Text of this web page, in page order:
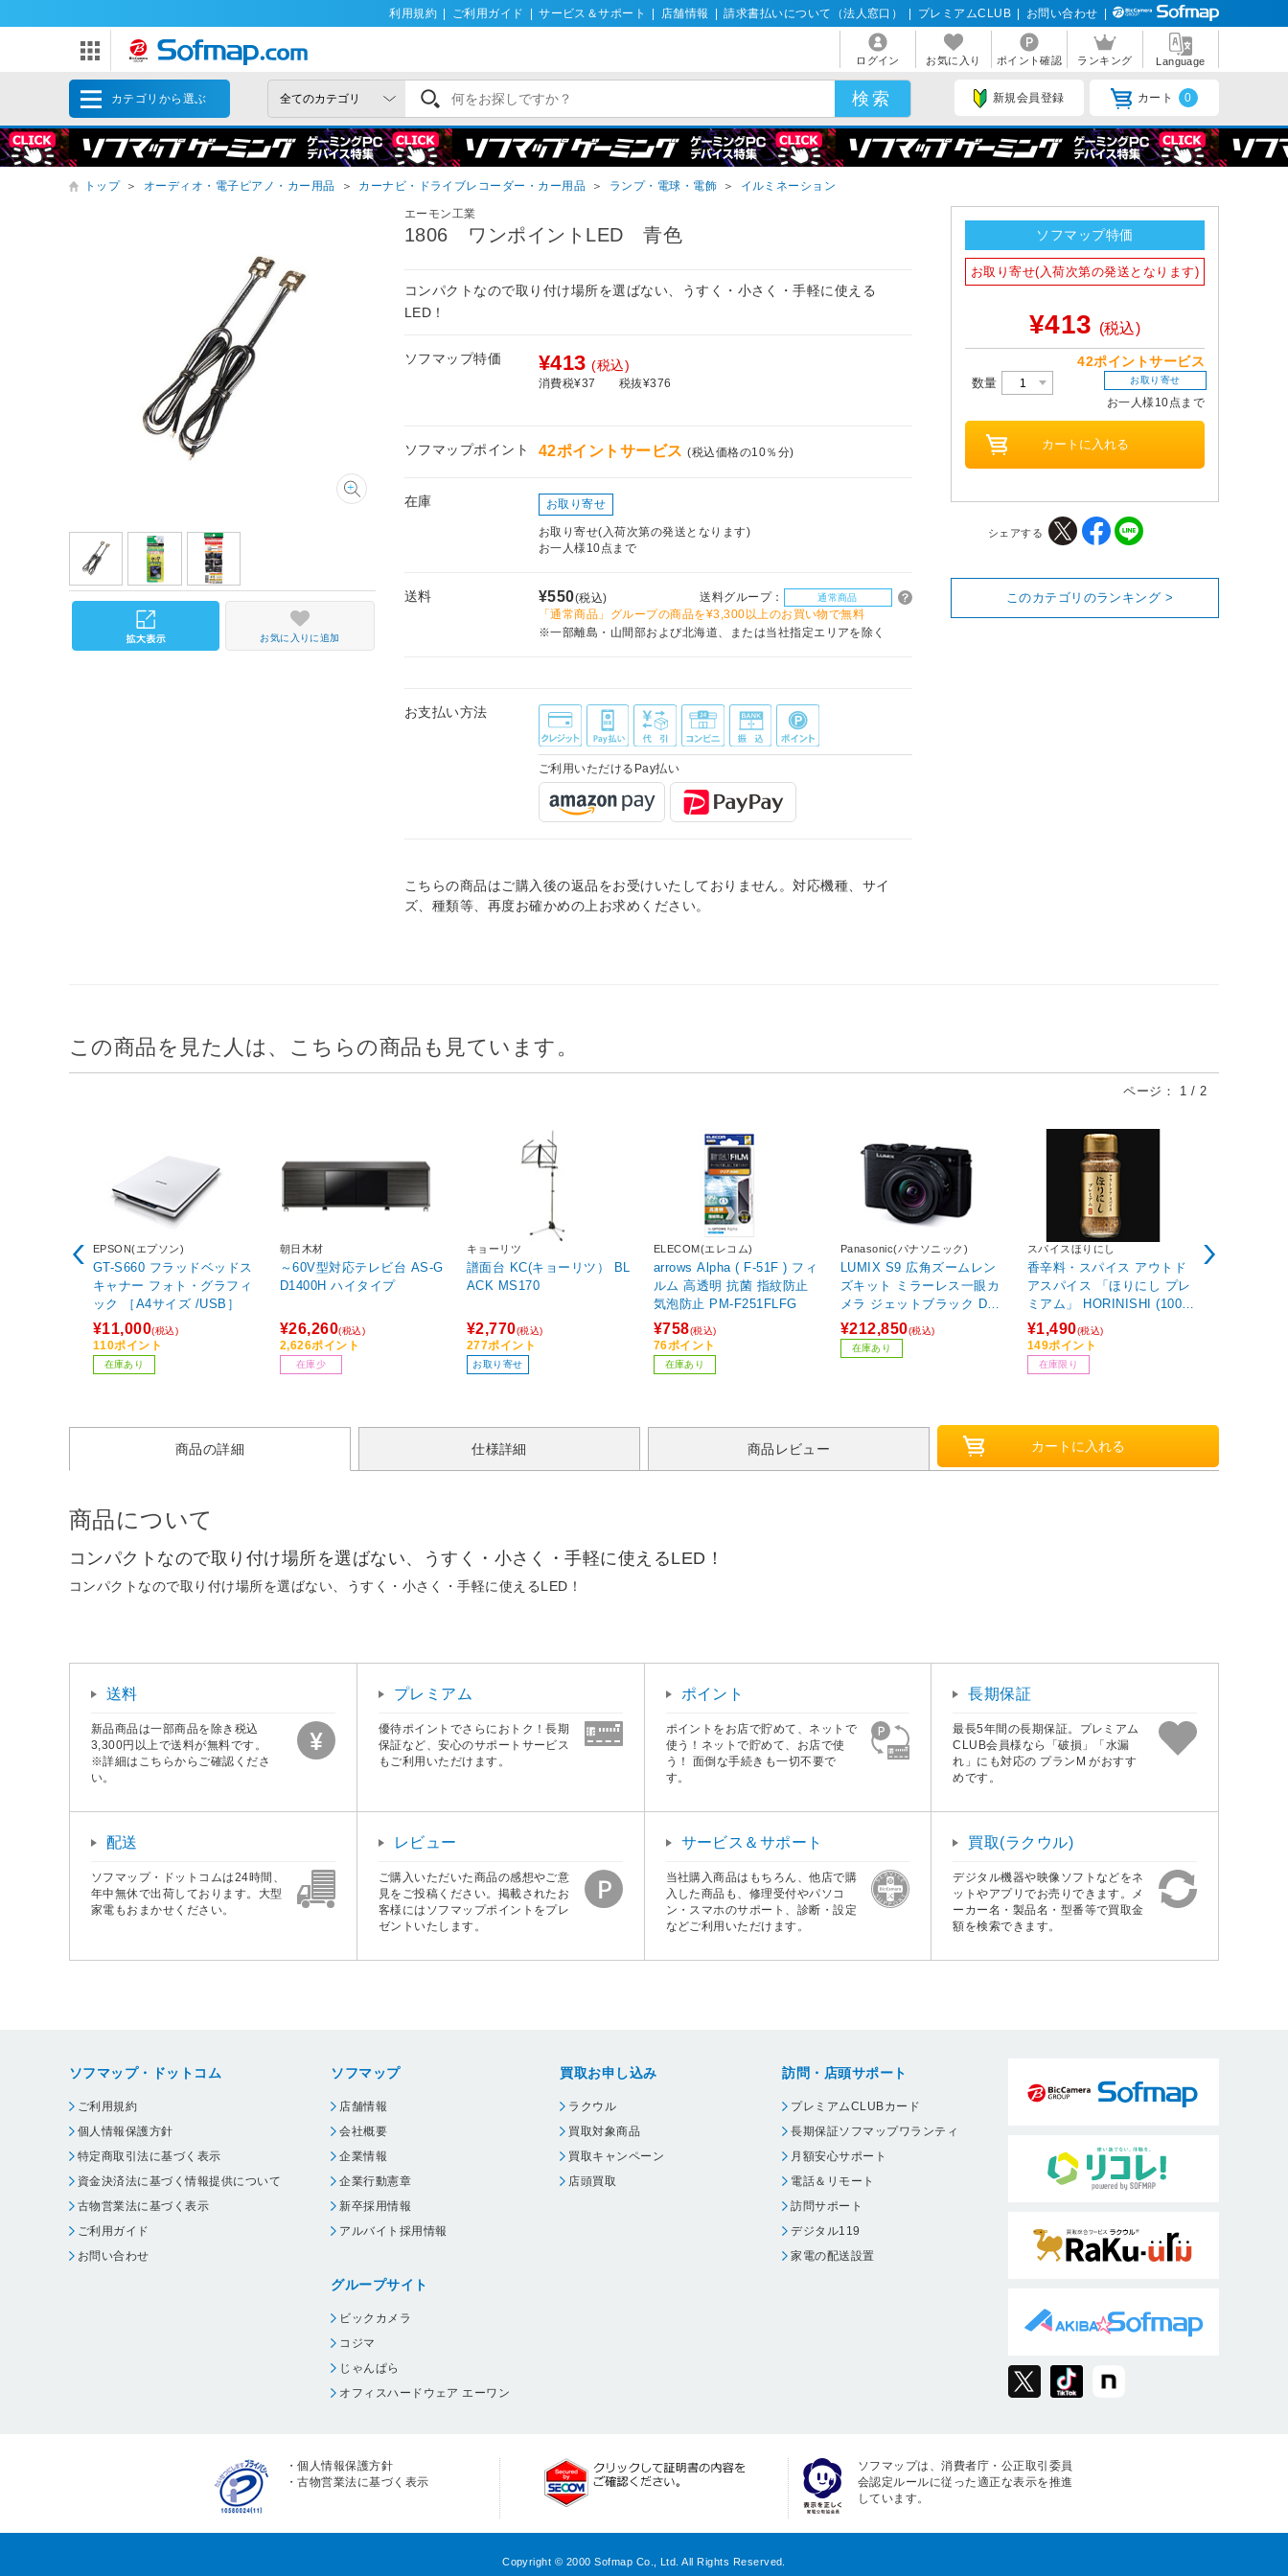
利用規約 ご利用ガイド サービス＆サポート 店舗情報 請求書払いについて（法人窓口） プレミアムCLUB お問い合わせ
ログイン お気に入り ポイント確認 ランキング Language
カテゴリから選ぶ 新規会員登録 カート 0
トップ ＞ オーディオ・電子ピアノ・カー用品 ＞ カーナビ・ドライブレコーダー・カー用品 ＞ ランプ・電球・電飾 ＞ イルミネーション
エーモン工業
1806 ワンポイントLED 青色
コンパクトなので取り付け場所を選ばない、うすく・小さく・手軽に使える
LED！
ソフマップ特価 ¥413 (税込)
消費税¥37 税抜¥376
ソフマップポイント 42ポイントサービス(税込価格の10％分)
在庫 お取り寄せ
お取り寄せ(入荷次第の発送となります)
お一人様10点まで
送料 ¥550(税込) 送料グループ： 通常商品
「通常商品」グループの商品を¥3,300以上のお買い物で無料
※一部離島・山間部および北海道、または当社指定エリアを除く
お支払い方法
ご利用いただけるPay払い
こちらの商品はご購入後の返品をお受けいたしておりません。対応機種、サイ
ズ、種類等、再度お確かめの上お求めください。
お気に入りに追加
ソフマップ特価
お取り寄せ(入荷次第の発送となります)
¥413 (税込)
42ポイントサービス
数量 お取り寄せ
お一人様10点まで
シェアする
このカテゴリのランキング >
この商品を見た人は、こちらの商品も見ています。
ページ： 1 / 2
EPSON(エプソン)
GT-S660 フラッドベッドス
キャナー フォト・グラフィ
ック ［A4サイズ /USB］
¥11,000(税込)
110ポイント
在庫あり
朝日木材
～60V型対応テレビ台 AS-G
D1400H ハイタイプ
¥26,260(税込)
2,626ポイント
在庫少
キョーリツ
譜面台 KC(キョーリツ） BL
ACK MS170
¥2,770(税込)
277ポイント
お取り寄せ
ELECOM(エレコム)
arrows Alpha ( F-51F ) フィ
ルム 高透明 抗菌 指紋防止
気泡防止 PM-F251FLFG
¥758(税込)
76ポイント
在庫あり
Panasonic(パナソニック)
LUMIX S9 広角ズームレン
ズキット ミラーレス一眼カ
メラ ジェットブラック DC-
S9N-K ［ズームレンズ］
¥212,850(税込)
在庫あり
スパイスほりにし
香辛料・スパイス アウトド
アスパイス 「ほりにし プレ
ミアム」 HORINISHI (100g
瓶詰)
¥1,490(税込)
149ポイント
在庫限り
商品の詳細 仕様詳細 商品レビュー
商品について
コンパクトなので取り付け場所を選ばない、うすく・小さく・手軽に使えるLED！
コンパクトなので取り付け場所を選ばない、うすく・小さく・手軽に使えるLED！
送料
新品商品は一部商品を除き税込
3,300円以上で送料が無料です。
※詳細はこちらからご確認くださ
い。
プレミアム
優待ポイントでさらにおトク！長期
保証など、安心のサポートサービス
もご利用いただけます。
ポイント
ポイントをお店で貯めて、ネットで
使う！ネットで貯めて、お店で使
う！ 面倒な手続きも一切不要で
す。
長期保証
最長5年間の長期保証。プレミアム
CLUB会員様なら「破損」「水漏
れ」にも対応の プランM がおすす
めです。
配送
ソフマップ・ドットコムは24時間、
年中無休で出荷しております。大型
家電もおまかせください。
レビュー
ご購入いただいた商品の感想やご意
見をご投稿ください。掲載されたお
客様にはソフマップポイントをプレ
ゼントいたします。
サービス＆サポート
当社購入商品はもちろん、他店で購
入した商品も、修理受付やパソコ
ン・スマホのサポート、診断・設定
などご利用いただけます。
買取(ラクウル)
デジタル機器や映像ソフトなどをネ
ットやアプリでお売りできます。メ
ーカー名・製品名・型番等で買取金
額を検索できます。
ソフマップ・ドットコム
ご利用規約
個人情報保護方針
特定商取引法に基づく表示
資金決済法に基づく情報提供について
古物営業法に基づく表示
ご利用ガイド
お問い合わせ
ソフマップ
店舗情報
会社概要
企業情報
企業行動憲章
新卒採用情報
アルバイト採用情報
グループサイト
ビックカメラ
コジマ
じゃんぱら
オフィスハードウェア エーワン
買取お申し込み
ラクウル
買取対象商品
買取キャンペーン
店頭買取
訪問・店頭サポート
プレミアムCLUBカード
長期保証ソフマップワランティ
月額安心サポート
電話＆リモート
訪問サポート
デジタル119
家電の配送設置
・個人情報保護方針
・古物営業法に基づく表示
ソフマップは、消費者庁・公正取引委員
会認定ルールに従った適正な表示を推進
しています。
Copyright © 2000 Sofmap Co., Ltd. All Rights Reserved.